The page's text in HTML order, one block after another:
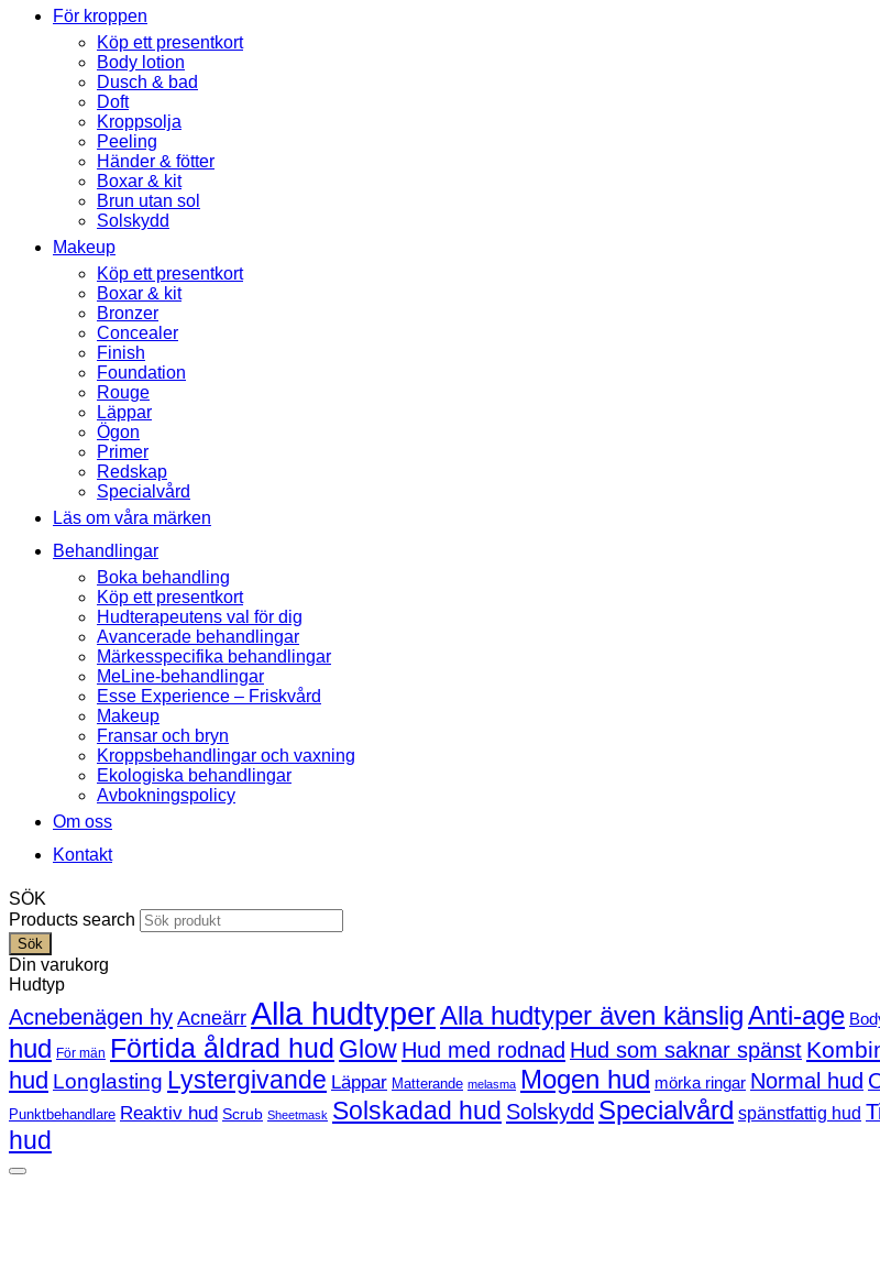
För kroppen
Köp ett presentkort
Body lotion
Dusch & bad
Doft
Kroppsolja
Peeling
Händer & fötter
Boxar & kit
Brun utan sol
Solskydd
Makeup
Köp ett presentkort
Boxar & kit
Bronzer
Concealer
Finish
Foundation
Rouge
Läppar
Ögon
Primer
Redskap
Specialvård
Läs om våra märken
Behandlingar
Boka behandling
Köp ett presentkort
Hudterapeutens val för dig
Avancerade behandlingar
Märkesspecifika behandlingar
MeLine-behandlingar
Esse Experience – Friskvård
Makeup
Fransar och bryn
Kroppsbehandlingar och vaxning
Ekologiska behandlingar
Avbokningspolicy
Om oss
Kontakt
SÖK
Products search
Sök
Din varukorg
Hudtyp
Acnebenägen hy Acneärr Alla hudtyperAlla hudtyper även känsligAnti-age
hud För män Förtida åldrad hud Glow Hud med rodnad Hud som saknar spänst
hud Longlasting Lystergivande Läppar Matterande melasma Mogen hud mörka ringar Normal hud
Punktbehandlare Reaktiv hud Scrub Sheetmask Solskadad hud Solskydd Specialvård spänstfattig hud
hud